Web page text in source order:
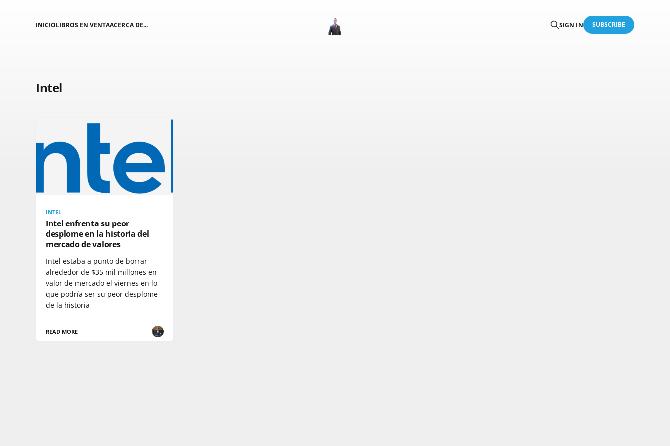
INICIOLIBROS EN VENTAACERCA DE... SIGN IN SUBSCRIBE
Intel
INTEL
Intel enfrenta su peor
desplome en la historia del
mercado de valores
Intel estaba a punto de borrar
alrededor de $35 mil millones en
valor de mercado el viernes en lo
que podría ser su peor desplome
de la historia
READ MORE